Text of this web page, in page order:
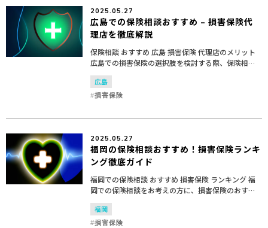
2025.05.27
広島での保険相談おすすめ – 損害保険代
理店を徹底解説
保険相談 おすすめ 広島 損害保険 代理店のメリット
広島での損害保険の選択肢を検討する際、保険相談
を通じて地域に特化した損害保険代理店を利用する
ことは、多くのメリットがあります。 地域密着型の
サービ...
広島
損害保険
2025.05.27
福岡の保険相談おすすめ！損害保険ランキ
ング徹底ガイド
福岡での保険相談 おすすめ 損害保険 ランキング 福
岡での保険相談をお考えの方に、損害保険のおすす
め窓口をランキング形式でご紹介します。各店舗の
特徴やサービス内容を詳しく解説し、最適な保険相
談の選択肢...
福岡
損害保険